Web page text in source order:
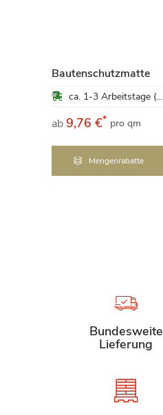
Bautenschutzmatte
ca. 1-3 Arbeitstage (Mo-Fr)
ab9,76 €* pro qm
Mengenrabatte
Bundesweite
Lieferung